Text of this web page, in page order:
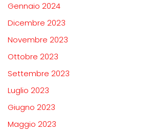
Gennaio 2024
Dicembre 2023
Novembre 2023
Ottobre 2023
Settembre 2023
Luglio 2023
Giugno 2023
Maggio 2023